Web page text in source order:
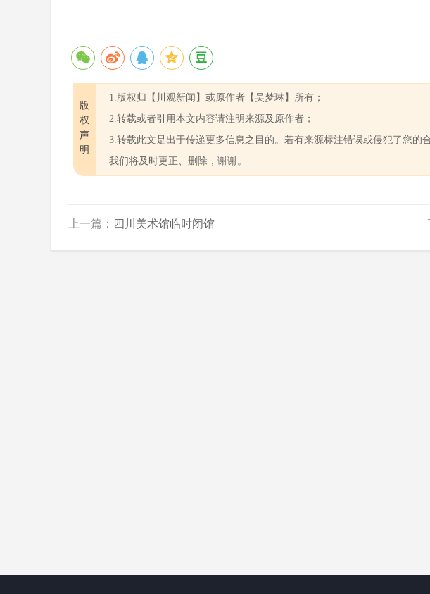
版
权
声
明
1.版权归【​川观新闻】或原作者【吴梦琳】所有；
2.转载或者引用本文内容请注明来源及原作者；
3.转载此文是出于传递更多信息之目的。若有来源标注错误或侵犯了您的
我们将及时更正、删除，谢谢。
上一篇： 四川美术馆临时闭馆